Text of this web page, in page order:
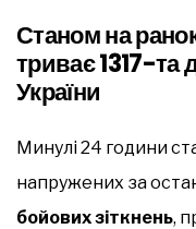
Станом на
триває 1317-та
України
Минулі 24 години
напружених за
бойових зіткнень,